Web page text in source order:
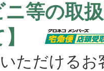
ニ等の取
】
ただけるお